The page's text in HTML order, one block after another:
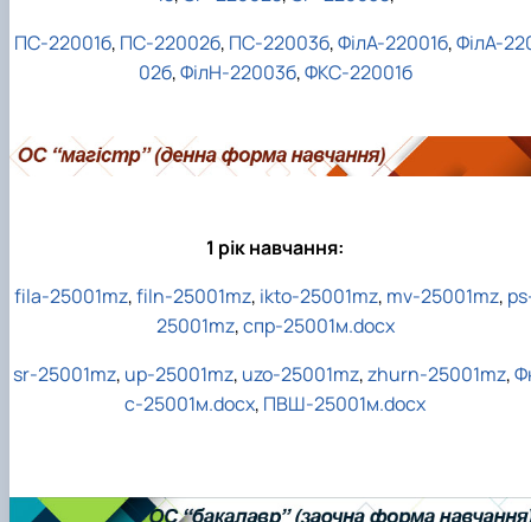
ПС-22001б, ПС-22002б, ПС-22003б,ФілА-22001б,ФілА-
02б,ФілН-22003б,ФКС-22001б
1 рік навчання:
fila-25001mz,filn-25001mz, ikto-25001mz, mv-25001mz,
25001mz,спр-25001м.docx
sr-25001mz, up-25001mz, uzo-25001mz,zhurn-25001mz,
с-25001м.docx, ПВШ-25001м.docx